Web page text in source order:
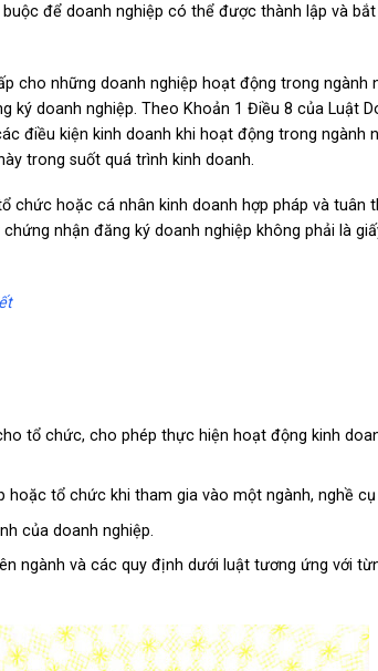
để doanh nghiệp có thể được thành lập và
cho những doanh nghiệp hoạt động trong ngành
ký doanh nghiệp. Theo Khoản 1 Điều 8 của Luật
điều kiện kinh doanh khi hoạt động trong ngành
trong suốt quá trình kinh doanh.
chức hoặc cá nhân kinh doanh hợp pháp và tuân
nhận đăng ký doanh nghiệp không phải là
tổ chức, cho phép thực hiện hoạt động kinh
hoặc tổ chức khi tham gia vào một ngành, nghề cụ
của doanh nghiệp.
ngành và các quy định dưới luật tương ứng với